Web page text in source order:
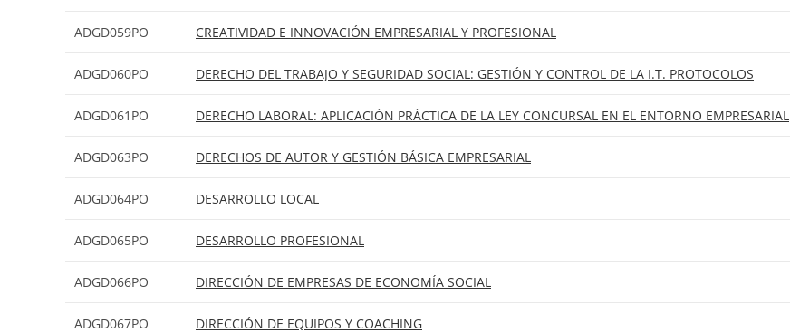
ADGD059PO CREATIVIDAD E INNOVACIÓN EMPRESARIAL Y PROFESIONAL
ADGD060PO DERECHO DEL TRABAJO Y SEGURIDAD SOCIAL: GESTIÓN Y CONTROL DE LA I.T. PROTOCOLOS
ADGD061PO DERECHO LABORAL: APLICACIÓN PRÁCTICA DE LA LEY CONCURSAL EN EL ENTORNO EMPRESARIAL
ADGD063PO DERECHOS DE AUTOR Y GESTIÓN BÁSICA EMPRESARIAL
ADGD064PO DESARROLLO LOCAL
ADGD065PO DESARROLLO PROFESIONAL
ADGD066PO DIRECCIÓN DE EMPRESAS DE ECONOMÍA SOCIAL
ADGD067PO DIRECCIÓN DE EQUIPOS Y COACHING